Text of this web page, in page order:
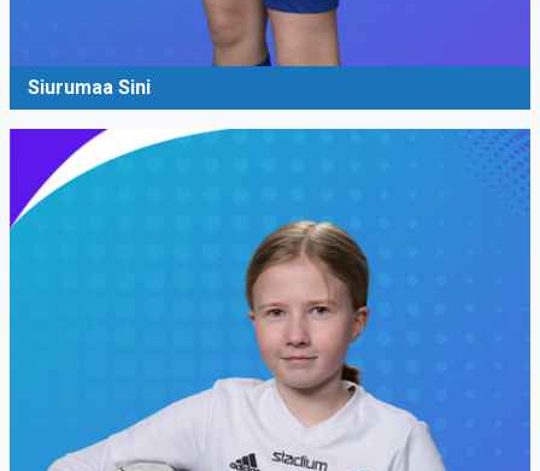
Siurumaa Sini